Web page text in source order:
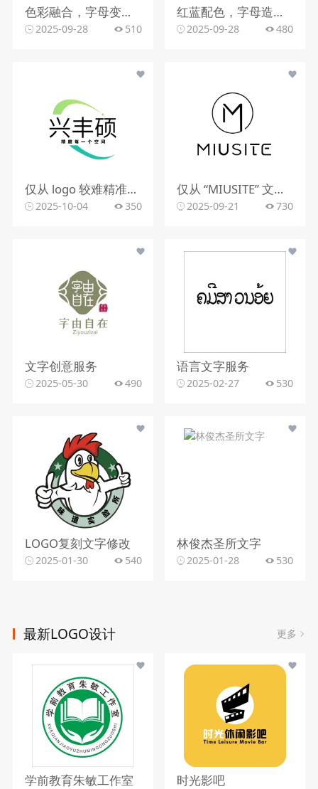
色彩融合，字母变形，文字搭配
2025-09-28 510
红蓝配色，字母造型，文字组合
2025-09-28 480
仅从 logo 较难精准判断行业。该 logo 含动感图形，文字有 “精雕每一个空间”，可能与室内装修、空间设计、建筑装饰等行业相关，但因信息有限，无法确切判定所属行业。
2025-10-04 350
仅从 “MIUSITE” 文字和字母 “M” 的图形标识，难以精准判断行业。
2025-09-21 730
文字创意服务
2025-05-30 490
语言文字服务
2025-02-27 530
LOGO复刻文字修改
2025-01-30 540
林俊杰圣所文字
2025-01-28 530
最新LOGO设计 更多
学前教育朱敏工作室 时光影吧